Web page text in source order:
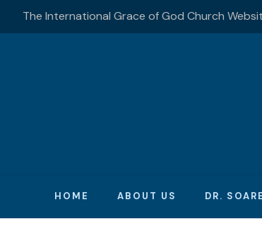
The International Grace of God Church
HOME ABOUT US DR.